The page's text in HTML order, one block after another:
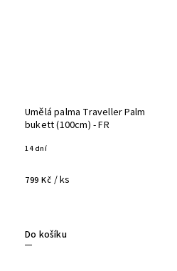
Umělá palma Traveller Palm
bukett (100cm) - FR
14 dní
799 Kč / ks
Do košíku